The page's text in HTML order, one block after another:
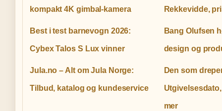
kompakt 4K gimbal-kamera Rekkevidde,
Best i test barnevogn 2026:
Cybex Talos S Lux vinner
Bang Olufsen
design og
Jula.no – Alt om Jula Norge:
Tilbud, katalog og kundeservice
Den som
mer